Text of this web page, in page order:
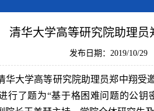
清华大学高等研究院助理
发布日期：2019/10/29
华大学高等研究院助理员郑中翔
行了题为“基于格困难问题的公